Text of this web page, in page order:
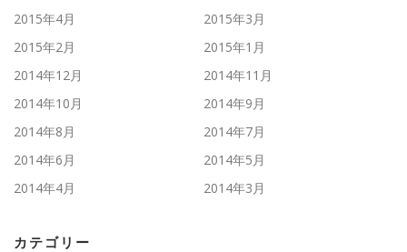
2015年4月
2015年3月
2015年2月
2015年1月
2014年12月
2014年11月
2014年10月
2014年9月
2014年8月
2014年7月
2014年6月
2014年5月
2014年4月
2014年3月
カテゴリー